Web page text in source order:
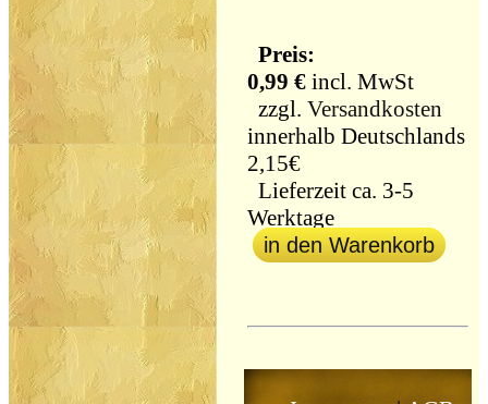
Preis:
0,99 € incl. MwSt
zzgl.Versandkosten
innerhalb Deutschlands
2,15€
Lieferzeit ca. 3-5
Werktage
in den Warenkorb